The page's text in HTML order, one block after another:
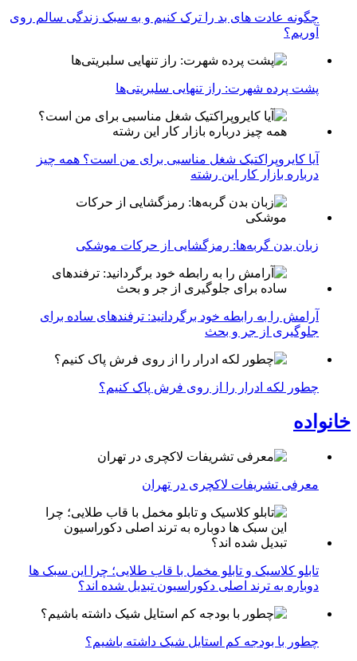
چگونه عادت‌ های بد را ترک کنیم و به سبک زندگی سالم روی
آوریم؟
پشت پرده شهرت: راز تنهایی سلبریتی‌ها
آیا کایروپراکتیک شغل مناسبی برای من است؟ همه چیز
درباره بازار کار این رشته
زبان بدن گربه‌ها: رمزگشایی از حرکات موشکی
آرامش را به رابطه خود برگردانید: ترفندهای ساده برای
جلوگیری از جر و بحث
چطور لکه ادرار را از روی فرش پاک کنیم؟
خانواده
معرفی تشریفات لاکچری در تهران
تابلو کلاسیک و تابلو مخمل با قاب طلایی؛ چرا این سبک ها
دوباره به ترند اصلی دکوراسیون تبدیل شده اند؟
چطور با بودجه کم استایل شیک داشته باشیم؟